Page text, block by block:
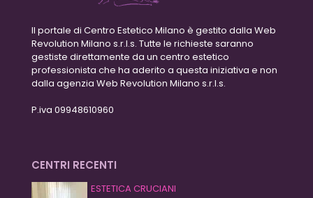
Il portale di Centro Estetico Milano è gestito dalla Web
Revolution Milano s.r.l.s. Tutte le richieste saranno
gestiste direttamente da un centro estetico
professionista che ha aderito a questa iniziativa e non
dalla agenzia Web Revolution Milano s.r.l.s.
P.iva 09948610960
CENTRI RECENTI
ESTETICA CRUCIANI